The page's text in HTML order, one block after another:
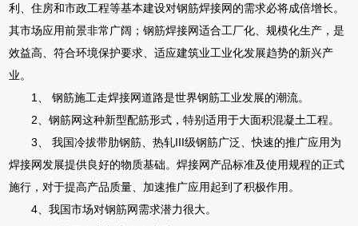
利、住房和市政工程等基本建设对钢筋焊接网的需求必将成倍增长。
其市场应用前景非常广阔；钢筋焊接网适合工厂化、规模化生产，是
效益高、符合环境保护要求、适应建筑业工业化发展趋势的新兴产
业。
1、 钢筋施工走焊接网道路是世界钢筋工业发展的潮流。
2、钢筋网这种新型配筋形式，特别适用于大面积混凝土工程。
3、 我国冷拔带肋钢筋、热轧III级钢筋广泛、快速的推广应用为
焊接网发展提供良好的物质基础。焊接网产品标准及使用规程的正式
施行，对于提高产品质量、加速推广应用起到了积极作用。
4、我国市场对钢筋网需求潜力很大。